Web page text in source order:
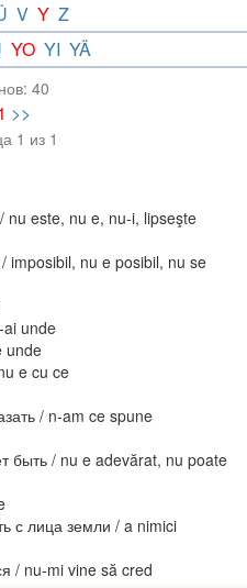
V Y Z
YO YI YÄ
40
>>
1 из 1
nu este, nu e, nu-i, lipseşte
nu e posibil, nu se
unde
unde
e cu ce
/ n-am ce spune
быть / nu e adevărat, nu poate
с лица земли / a nimici
/ nu-mi vine să cred